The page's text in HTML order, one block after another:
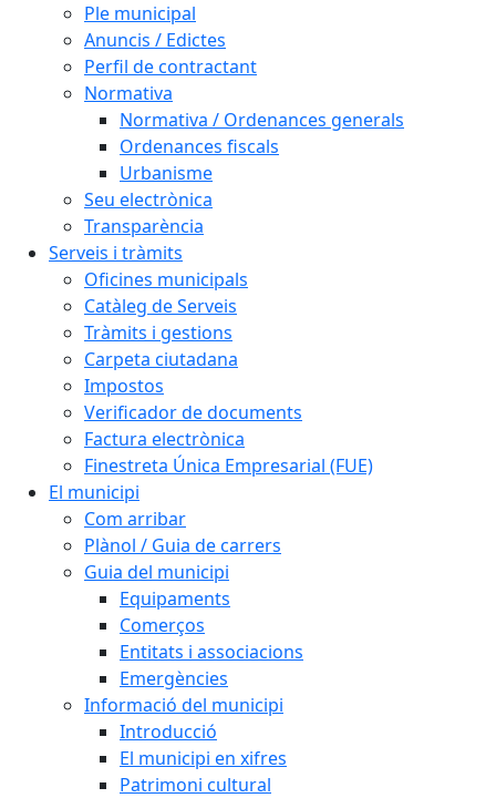
Ple municipal
Anuncis / Edictes
Perfil de contractant
Normativa
Normativa / Ordenances generals
Ordenances fiscals
Urbanisme
Seu electrònica
Transparència
Serveis i tràmits
Oficines municipals
Catàleg de Serveis
Tràmits i gestions
Carpeta ciutadana
Impostos
Verificador de documents
Factura electrònica
Finestreta Única Empresarial (FUE)
El municipi
Com arribar
Plànol / Guia de carrers
Guia del municipi
Equipaments
Comerços
Entitats i associacions
Emergències
Informació del municipi
Introducció
El municipi en xifres
Patrimoni cultural